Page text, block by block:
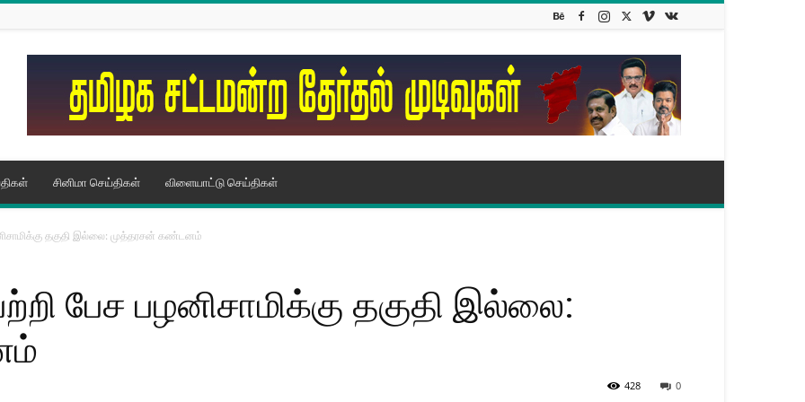
சினிமா செய்திகள் விளையாட்டு செய்திகள்
தகுதி இல்லை: முத்தரசன் கண்டனம்
பேச பழனிசாமிக்கு தகுதி இல்லை:
0
428